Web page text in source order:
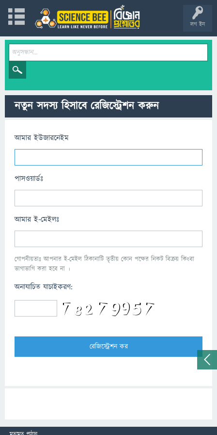
লগ ইন
নতুন সদস্য হিসাবে রেজিস্ট্রেশন করুন
আমার ইউজারনেইম
পাসওয়ার্ডঃ
আমার ই-মেইলঃ
গোপনীয়তাঃ আপনার ই-মেইল ঠিকানাটি তৃতীয় কোন পক্ষের নিকট বিক্রয় কিংবা
ভাগাভাগি করা হবে না ।
অনাযাচিত যাচাইকরণ: